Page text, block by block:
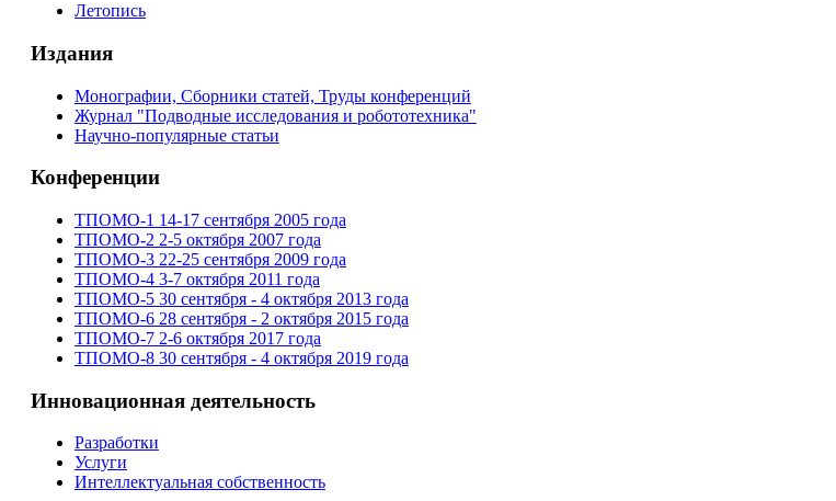
Летопись
Издания
Монографии, Сборники статей, Труды конференций
Журнал "Подводные исследования и робототехника"
Научно-популярные статьи
Конференции
ТПОМО-1 14-17 сентября 2005 года
ТПОМО-2 2-5 октября 2007 года
ТПОМО-3 22-25 сентября 2009 года
ТПОМО-4 3-7 октября 2011 года
ТПОМО-5 30 сентября - 4 октября 2013 года
ТПОМО-6 28 сентября - 2 октября 2015 года
ТПОМО-7 2-6 октября 2017 года
ТПОМО-8 30 сентября - 4 октября 2019 года
Инновационная деятельность
Разработки
Услуги
Интеллектуальная собственность